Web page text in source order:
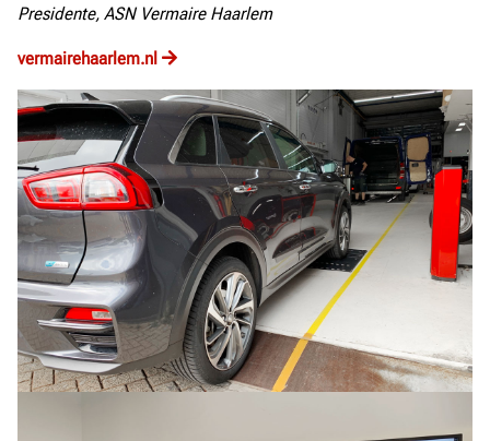
Presidente, ASN Vermaire Haarlem
vermairehaarlem.nl